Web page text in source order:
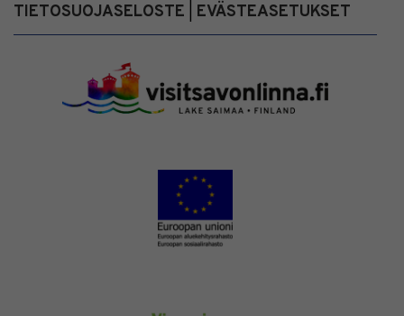
TIETOSUOJASELOSTE EVÄSTEASETUKSET